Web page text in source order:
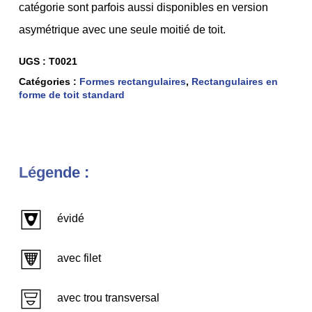
catégorie sont parfois aussi disponibles en version
asymétrique avec une seule moitié de toit.
UGS : T0021
Catégories : Formes rectangulaires, Rectangulaires en
forme de toit standard
Légende :
évidé
avec filet
avec trou transversal